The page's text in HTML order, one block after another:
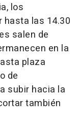
los
las 14.30
salen de
en la
plaza
de
subir hacia la
también